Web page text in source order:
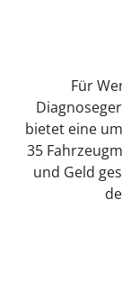
Für
bietet eine
35
und Geld